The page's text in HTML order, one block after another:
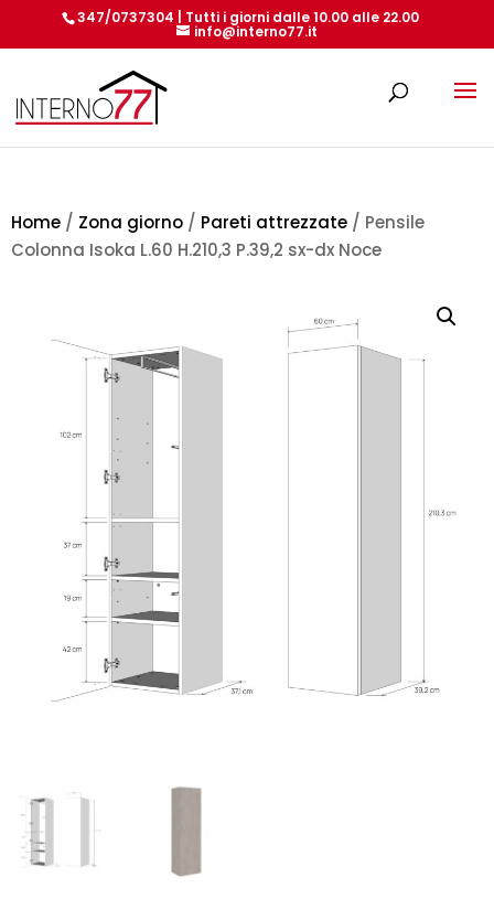
347/0737304 | Tutti i giorni dalle 10.00 alle 22.00
info@interno77.it
Home / Zona giorno / Pareti attrezzate / Pensile
Colonna Isoka L.60 H.210,3 P.39,2 sx-dx Noce